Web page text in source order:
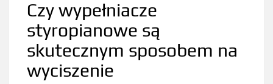
Czy wypełniacze
styropianowe są
skutecznym sposobem na
wyciszenie